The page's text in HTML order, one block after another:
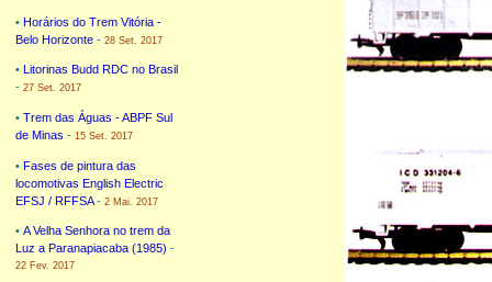
• Horários do Trem Vitória -
Belo Horizonte - 28 Set. 2017
• Litorinas Budd RDC no Brasil
- 27 Set. 2017
• Trem das Águas - ABPF Sul
de Minas - 15 Set. 2017
• Fases de pintura das
locomotivas English Electric
EFSJ / RFFSA- 2 Mai. 2017
• A Velha Senhora no trem da
Luz a Paranapiacaba (1985) -
22 Fev. 2017